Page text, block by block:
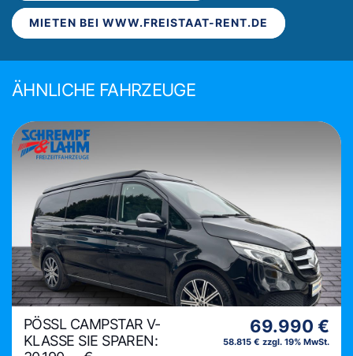
MIETEN BEI WWW.FREISTAAT-RENT.DE
ÄHNLICHE FAHRZEUGE
PÖSSL CAMPSTAR V-
KLASSE SIE SPAREN:
69.990 €
58.815 € zzgl. 19% MwSt.